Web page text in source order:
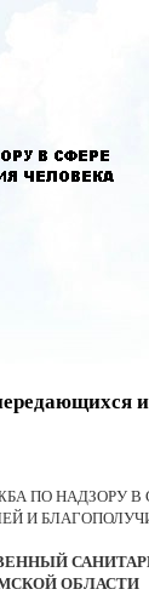
ПО НАДЗОРУ В
И
ОБЛАСТИ